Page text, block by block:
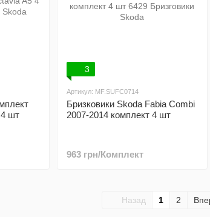
шт
3
Артикул: MF.SUFC0714
Бризковики Skoda Fabia Combi
2007-2014 комплект 4 шт
963 грн/Комплект
Назад 1 2